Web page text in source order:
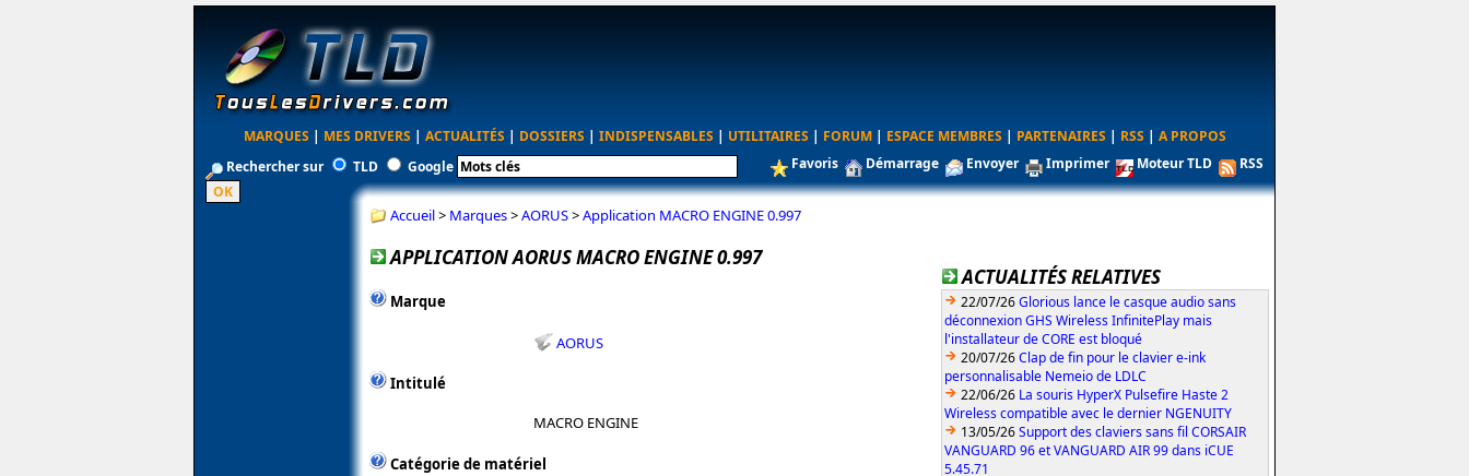
MARQUES | MES DRIVERS | ACTUALITÉS | DOSSIERS | INDISPENSABLES | UTILITAIRES | FORUM | ESPACE MEMBRES | PARTENAIRES | RSS | A PROPOS
Rechercher sur
TLD Google Favoris Démarrage Envoyer Imprimer Moteur TLD RSS
Accueil> Marques>AORUS>Application MACRO ENGINE 0.997
APPLICATION AORUS MACRO ENGINE 0.997
Marque
AORUS
Intitulé
MACRO ENGINE
Catégorie de matériel
ACTUALITÉS RELATIVES
22/07/26Glorious lance le casque audio sans
déconnexion GHS Wireless InfinitePlay mais
l'installateur de CORE est bloqué
20/07/26Clap de fin pour le clavier e-ink
personnalisable Nemeio de LDLC
22/06/26 La souris HyperX Pulsefire Haste 2
Wireless compatible avec le dernier NGENUITY
13/05/26Support des claviers sans fil CORSAIR
VANGUARD 96 et VANGUARD AIR 99 dans iCUE
5.45.71